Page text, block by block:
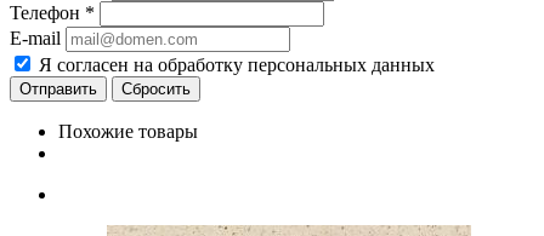
Телефон *
E-mail
Я согласен на обработку персональных данных
Сбросить
Похожие товары